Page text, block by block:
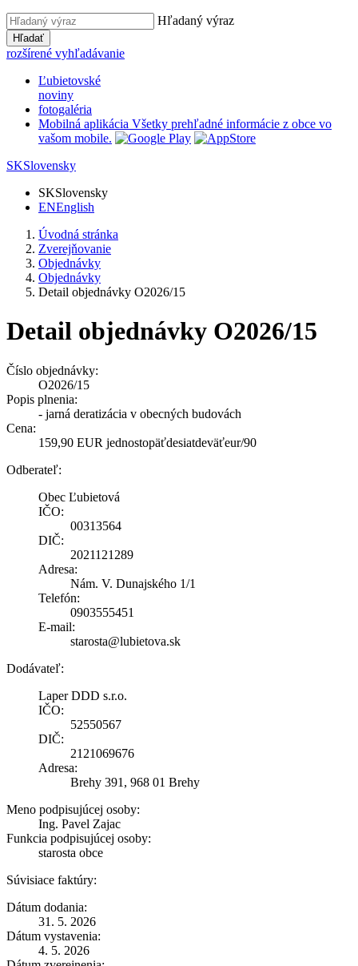
Hľadaný výraz
Hľadať
rozšírené vyhľadávanie
Ľubietovské
noviny
fotogaléria
Mobilná aplikácia Všetky prehľadné informácie z obce vo
vašom mobile.
SKSlovensky
SKSlovensky
ENEnglish
Úvodná stránka
Zverejňovanie
Objednávky
Objednávky
Detail objednávky O2026/15
Detail objednávky O2026/15
Číslo objednávky:
O2026/15
Popis plnenia:
- jarná deratizácia v obecných budovách
Cena:
159,90 EUR jednostopäťdesiatdeväťeur/90
Odberateľ:
Obec Ľubietová
IČO:
00313564
DIČ:
2021121289
Adresa:
Nám. V. Dunajského 1/1
Telefón:
0903555451
E-mail:
starosta@lubietova.sk
Dodávateľ:
Laper DDD s.r.o.
IČO:
52550567
DIČ:
2121069676
Adresa:
Brehy 391, 968 01 Brehy
Meno podpisujúcej osoby:
Ing. Pavel Zajac
Funkcia podpisujúcej osoby:
starosta obce
Súvisiace faktúry:
Dátum dodania:
31. 5. 2026
Dátum vystavenia:
4. 5. 2026